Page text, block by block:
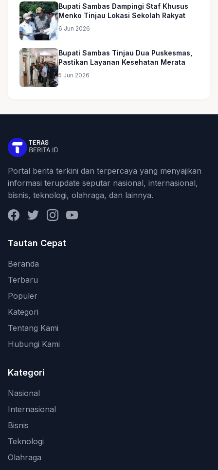
Bupati Sambas Dampingi Staf Khusus
Menko Tinjau Lokasi Sekolah Rakyat
6 Jun 2026
Bupati Sambas Tinjau Dua Puskesmas,
Pastikan Layanan Kesehatan Merata
5 Jun 2026
Portal berita terkini dan terpercaya yang menyajikan
informasi terupdate seputar nasional, internasional,
bisnis, teknologi, olahraga, dan lainnya.
FacebookTwitterInstagramYouTube
Tautan Cepat
Beranda
Terbaru
Populer
Kategori
Tentang Kami
Hubungi Kami
Kategori
Nasional
Internasional
Bisnis
Teknologi
Olahraga